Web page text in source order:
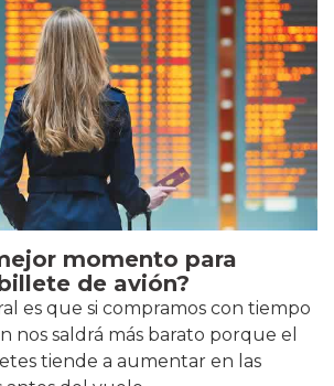
momento para
de avión?
es que si compramos con tiempo
nos saldrá más barato porque el
tiende a aumentar en las